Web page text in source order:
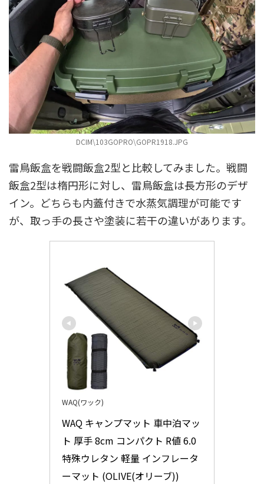
DCIM\103GOPRO\GOPR1918.JPG
雷鳥飯盒を戦闘飯盒2型と比較してみました。戦闘
飯盒2型は楕円形に対し、雷鳥飯盒は長方形のデザ
イン。どちらも内蓋付きで水蒸気調理が可能です
が、取っ手の長さや塗装に若干の違いがあります。
WAQ(ワック)
WAQ キャンプマット 車中泊マッ
ト 厚手 8cm コンパクト R値 6.0
特殊ウレタン 軽量 インフレータ
ーマット (OLIVE(オリーブ))